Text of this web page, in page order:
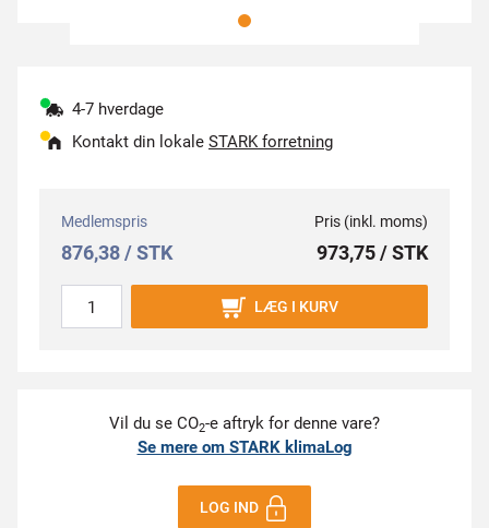
4-7 hverdage
Kontakt din lokale STARK forretning
Medlemspris
876,38 / STK
Pris (inkl. moms)
973,75 / STK
LÆG I KURV
Vil du se CO2-e aftryk for denne vare?
Se mere om STARK klimaLog
LOG IND